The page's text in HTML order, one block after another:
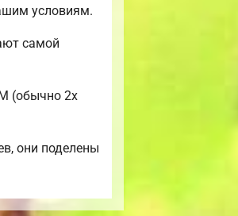
условиям.
самой
(обычно 2х
они поделены